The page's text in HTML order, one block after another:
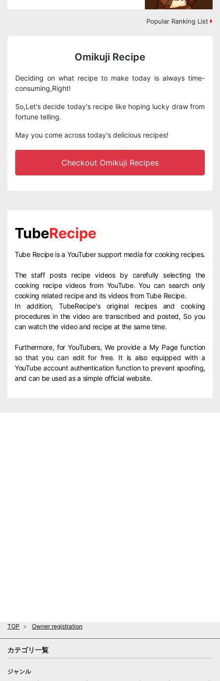
Popular Ranking List
Omikuji Recipe
Deciding on what recipe to make today is always time-
consuming,Right!
So,Let's decide today's recipe like hoping lucky draw from
fortune telling.
May you come across today's delicious recipes!
Checkout Omikuji Recipes
TubeRecipe
Tube Recipe is a YouTuber support media for cooking recipes.
The staff posts recipe videos by carefully selecting the
cooking recipe videos from YouTube. You can search only
cooking related recipe and its videos from Tube Recipe.
In addition, TubeRecipe's original recipes and cooking
procedures in the video are transcribed and posted, So you
can watch the video and recipe at the same time.
Furthermore, for YouTubers, We provide a My Page function
so that you can edit for free. It is also equipped with a
YouTube account authentication function to prevent spoofing,
and can be used as a simple official website.
TOP Owner registration
カテゴリ一覧
ジャンル